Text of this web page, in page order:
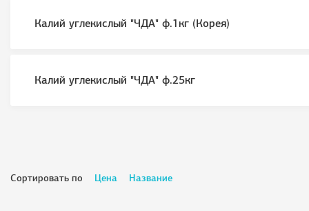
Калий углекислый "ЧДА" ф.1кг (Корея)
Калий углекислый "ЧДА" ф.25кг
Сортировать по Цена Название